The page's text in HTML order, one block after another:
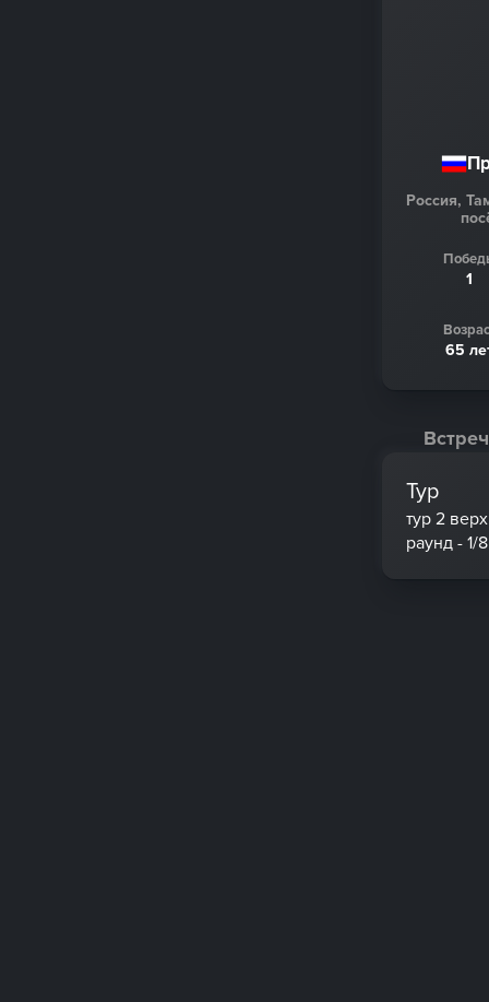
Россия,
1
65
Тур
тур 2
раунд - 1/8